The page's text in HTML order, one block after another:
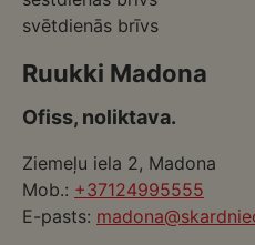
svētdienās brīvs
Ruukki Madona
Ofiss, noliktava.
Ziemeļu iela 2, Madona
Mob.: +37124995555
E-pasts: